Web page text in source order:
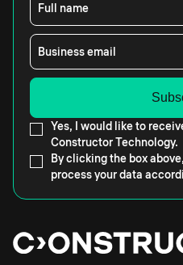
Full name
Business email
Yes, I would like to
Constructor Technology.
By clicking the box
process your data